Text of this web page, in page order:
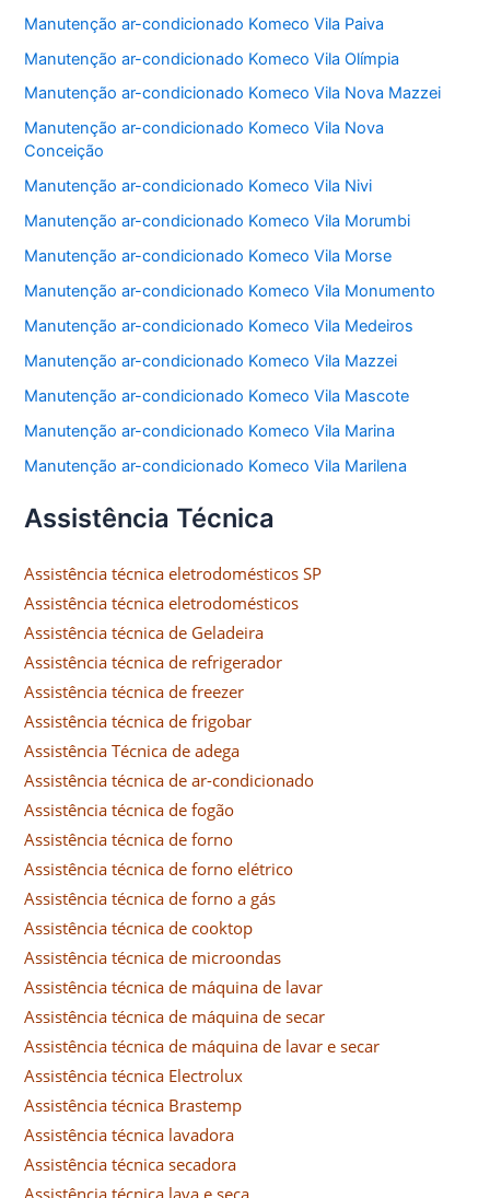
Manutenção ar-condicionado Komeco Vila Paiva
Manutenção ar-condicionado Komeco Vila Olímpia
Manutenção ar-condicionado Komeco Vila Nova Mazzei
Manutenção ar-condicionado Komeco Vila Nova
Conceição
Manutenção ar-condicionado Komeco Vila Nivi
Manutenção ar-condicionado Komeco Vila Morumbi
Manutenção ar-condicionado Komeco Vila Morse
Manutenção ar-condicionado Komeco Vila Monumento
Manutenção ar-condicionado Komeco Vila Medeiros
Manutenção ar-condicionado Komeco Vila Mazzei
Manutenção ar-condicionado Komeco Vila Mascote
Manutenção ar-condicionado Komeco Vila Marina
Manutenção ar-condicionado Komeco Vila Marilena
Assistência Técnica
Assistência técnica eletrodomésticos SP
Assistência técnica eletrodomésticos
Assistência técnica de Geladeira
Assistência técnica de refrigerador
Assistência técnica de freezer
Assistência técnica de frigobar
Assistência Técnica de adega
Assistência técnica de ar-condicionado
Assistência técnica de fogão
Assistência técnica de forno
Assistência técnica de forno elétrico
Assistência técnica de forno a gás
Assistência técnica de cooktop
Assistência técnica de microondas
Assistência técnica de máquina de lavar
Assistência técnica de máquina de secar
Assistência técnica de máquina de lavar e secar
Assistência técnica Electrolux
Assistência técnica Brastemp
Assistência técnica lavadora
Assistência técnica secadora